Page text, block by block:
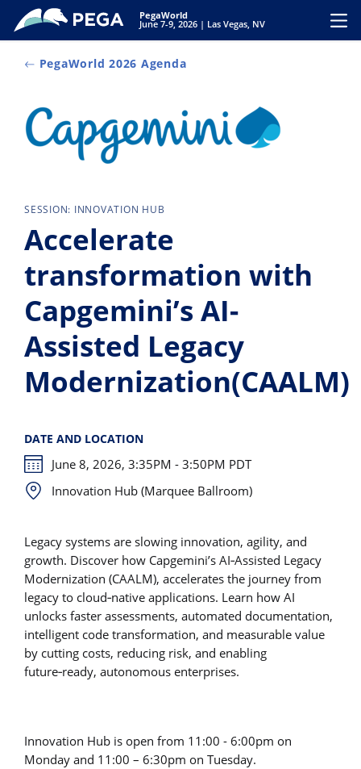
Pular para o conteúdo principal
PegaWorld
June 7-9, 2026 | Las Vegas, NV
PegaWorld 2026 Agenda
SESSION: INNOVATION HUB
Accelerate
transformation with
Capgemini’s AI-
Assisted Legacy
Modernization(CAALM)
DATE AND LOCATION
June 8, 2026, 3:35PM - 3:50PM PDT
Innovation Hub (Marquee Ballroom)
Legacy systems are slowing innovation, agility, and
growth. Discover how Capgemini’s AI‑Assisted Legacy
Modernization (CAALM), accelerates the journey from
legacy to cloud‑native applications. Learn how AI
unlocks faster assessments, automated documentation,
intelligent code transformation, and measurable value
by cutting costs, reducing risk, and enabling
future‑ready, autonomous enterprises.
Innovation Hub is open from 11:00 - 6:00pm on
Monday and 11:00 – 6:30pm on Tuesday.